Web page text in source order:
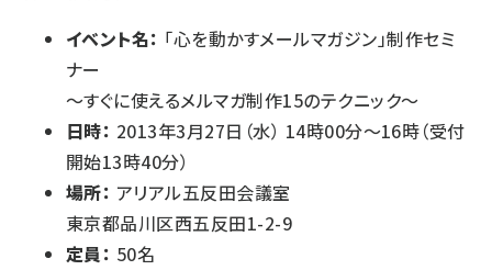
イベント名： 「心を動かすメールマガジン」制作セミ
ナー
～すぐに使えるメルマガ制作15のテクニック～
日時： 2013年3月27日（水） 14時00分～16時（受付
開始13時40分）
場所： アリアル五反田会議室
東京都品川区西五反田1-2-9
定員： 50名